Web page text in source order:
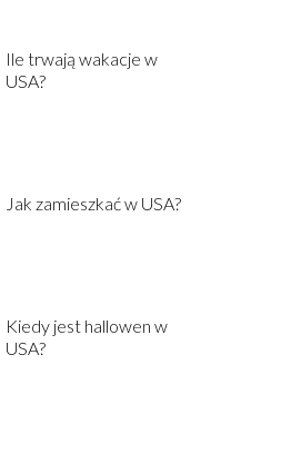
Ile trwają wakacje w
USA?
Jak zamieszkać w USA?
Kiedy jest hallowen w
USA?